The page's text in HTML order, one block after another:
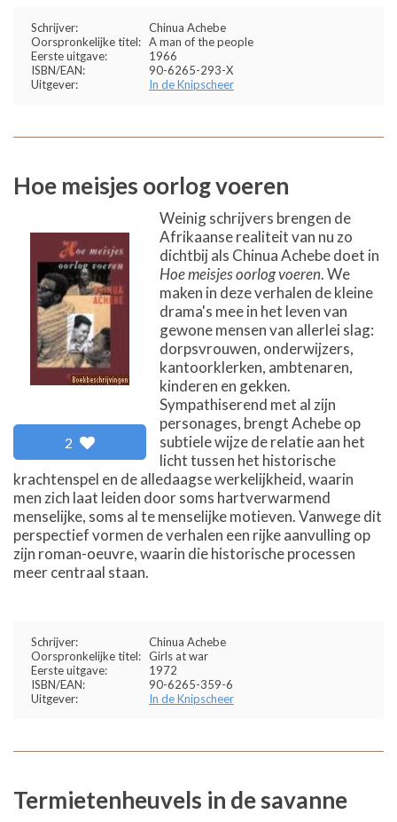
Schrijver:
Chinua Achebe
Oorspronkelijke titel: A man of the people
Eerste uitgave:
1966
ISBN/EAN:
90-6265-293-X
Uitgever:
In de Knipscheer
Hoe meisjes oorlog voeren
2
Weinig schrijvers brengen de
Afrikaanse realiteit van nu zo
dichtbij als Chinua Achebe doet in
Hoe meisjes oorlog voeren. We
maken in deze verhalen de kleine
drama's mee in het leven van
gewone mensen van allerlei slag:
dorpsvrouwen, onderwijzers,
kantoorklerken, ambtenaren,
kinderen en gekken.
Sympathiserend met al zijn
personages, brengt Achebe op
subtiele wijze de relatie aan het
licht tussen het historische
krachtenspel en de alledaagse werkelijkheid, waarin
men zich laat leiden door soms hartverwarmend
menselijke, soms al te menselijke motieven. Vanwege dit
perspectief vormen de verhalen een rijke aanvulling op
zijn roman-oeuvre, waarin die historische processen
meer centraal staan.
Schrijver:
Chinua Achebe
Oorspronkelijke titel: Girls at war
Eerste uitgave:
1972
ISBN/EAN:
90-6265-359-6
Uitgever:
In de Knipscheer
Termietenheuvels in de savanne